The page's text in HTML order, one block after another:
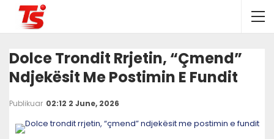
Dolce Trondit Rrjetin, “çmend”
Ndjekësit Me Postimin E Fundit
Publikuar 02:12 2 June, 2026